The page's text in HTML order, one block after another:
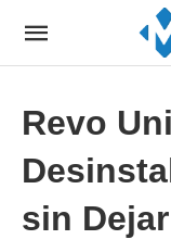
Revo
sin